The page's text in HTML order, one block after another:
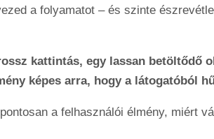
a folyamatot – és szinte
kattintás, egy lassan betöltődő
képes arra, hogy a látogatóból
a felhasználói élmény, miért